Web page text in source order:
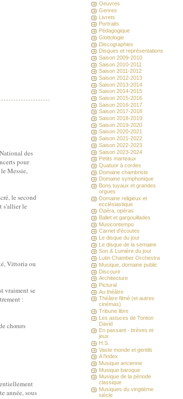
des
pour
Messie,
le second
s'allier le
Vittoria ou
vraiment se
:
chœurs
année, sous
Oeuvres
Genres
Livrets
Portraits
Pédagogique
Glottologie
Discographies
Disques et représentations
Saison 2009-2010
Saison 2010-2011
Saison 2011-2012
Saison 2012-2013
Saison 2013-2014
Saison 2014-2015
Saison 2015-2016
Saison 2016-2017
Saison 2017-2018
Saison 2018-2019
Saison 2019-2020
Saison 2020-2021
Saison 2021-2022
Saison 2022-2023
Saison 2023-2024
Petits marteaux
Quatuor à cordes
Domaine chambriste
Domaine symphonique
Bons tuyaux et grandes
orgues
Domaine religieux et
ecclésiastique
Opéra, opéras
Ballet et gargouillades
Musicontempo
Carnet d'écoutes
Le disque du jour
Le disque de la semaine
Son & Lumière du jour
Lutin Chamber Orchestra
Musique, domaine public
Discourir
Architecture
Pictural
Au théâtre
Théâtre filmé (et autres
cinémas)
Tribune libre
Les astuces de Tonton
David
En passant - brèves et
jeux
H.S.
Vaste monde et gentils
A l'index
Musique ancienne
Musique baroque
Musique de la période
classique
Musiques du vingtième
siècle